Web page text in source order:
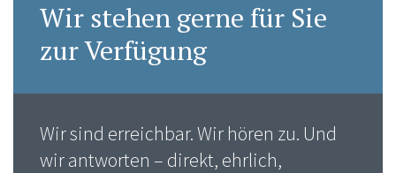
Wir stehen gerne für Sie
zur Verfügung
Wir sind erreichbar. Wir hören zu. Und
wir antworten – direkt, ehrlich,